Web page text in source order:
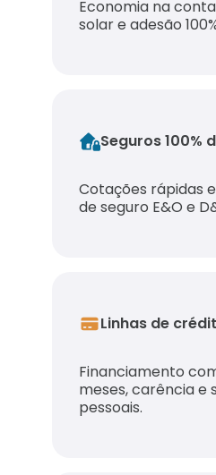
Economia na
solar e adesão
Seguros 100%
Cotações rápidas
de seguro E&O e
Linhas de
Financiamento
meses, carência e
pessoais.